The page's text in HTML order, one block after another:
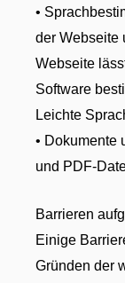
•
der Webseite
Webseite
Software
Leichte
• Dokumente
und PDF-
Barrieren
Einige
Gründen der